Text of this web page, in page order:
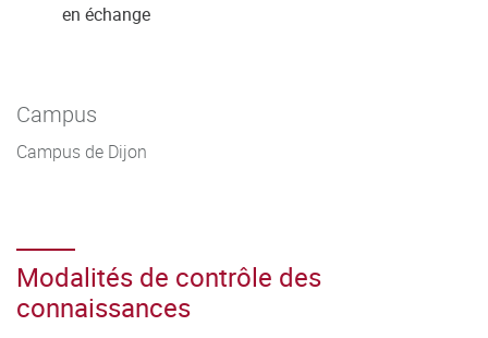
en échange
Campus
Campus de Dijon
Modalités de contrôle des
connaissances